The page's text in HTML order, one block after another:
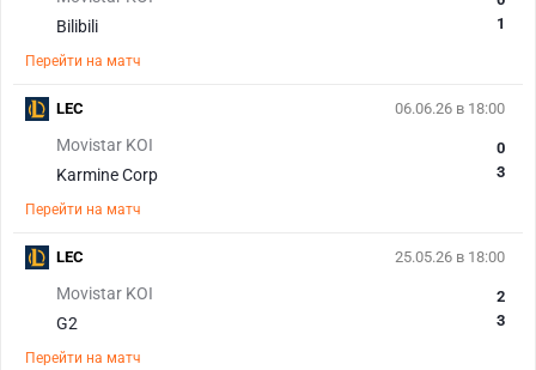
Bilibili
1
Перейти на матч
06.06.26 в 18:00
Movistar KOI
Karmine Corp
0
3
Перейти на матч
LEC
25.05.26 в 18:00
Movistar KOI
G2
2
3
Перейти на матч
LEC